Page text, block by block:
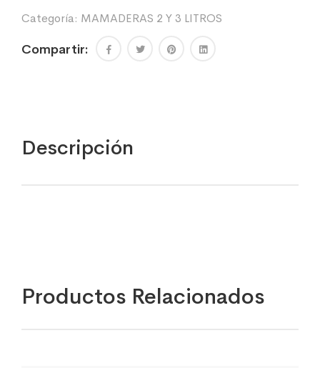
Categoría: MAMADERAS 2 Y 3 LITROS
Compartir:
Descripción
Productos Relacionados